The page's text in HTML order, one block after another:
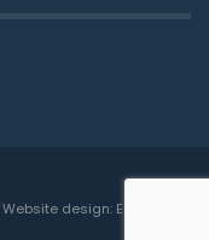
Website design: Engedal